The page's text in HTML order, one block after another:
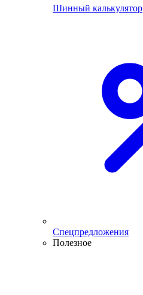
Шинный калькулятор
Спецпредложения
Полезное